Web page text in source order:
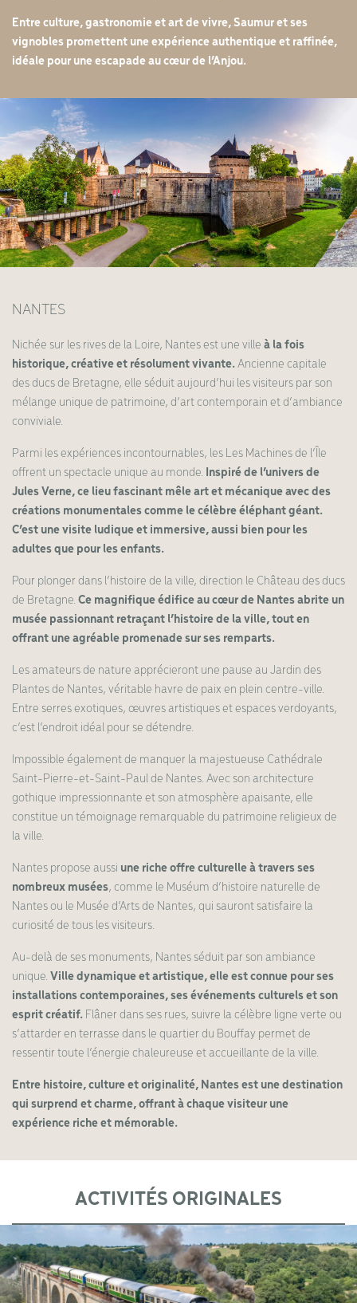
Entre culture, gastronomie et art de vivre, Saumur et ses
vignobles promettent une expérience authentique et raffinée,
idéale pour une escapade au cœur de l’Anjou.
NANTES
Nichée sur les rives de la Loire, Nantes est une ville à la fois
historique, créative et résolument vivante. Ancienne capitale
des ducs de Bretagne, elle séduit aujourd’hui les visiteurs par son
mélange unique de patrimoine, d’art contemporain et d’ambiance
conviviale.
Parmi les expériences incontournables, les Les Machines de l’Île
offrent un spectacle unique au monde. Inspiré de l’univers de
Jules Verne, ce lieu fascinant mêle art et mécanique avec des
créations monumentales comme le célèbre éléphant géant.
C’est une visite ludique et immersive, aussi bien pour les
adultes que pour les enfants.
Pour plonger dans l’histoire de la ville, direction le Château des ducs
de Bretagne. Ce magnifique édifice au cœur de Nantes abrite un
musée passionnant retraçant l’histoire de la ville, tout en
offrant une agréable promenade sur ses remparts.
Les amateurs de nature apprécieront une pause au Jardin des
Plantes de Nantes, véritable havre de paix en plein centre-ville.
Entre serres exotiques, œuvres artistiques et espaces verdoyants,
c’est l’endroit idéal pour se détendre.
Impossible également de manquer la majestueuse Cathédrale
Saint-Pierre-et-Saint-Paul de Nantes. Avec son architecture
gothique impressionnante et son atmosphère apaisante, elle
constitue un témoignage remarquable du patrimoine religieux de
la ville.
Nantes propose aussi une riche offre culturelle à travers ses
nombreux musées, comme le Muséum d’histoire naturelle de
Nantes ou le Musée d’Arts de Nantes, qui sauront satisfaire la
curiosité de tous les visiteurs.
Au-delà de ses monuments, Nantes séduit par son ambiance
unique. Ville dynamique et artistique, elle est connue pour ses
installations contemporaines, ses événements culturels et son
esprit créatif. Flâner dans ses rues, suivre la célèbre ligne verte ou
s’attarder en terrasse dans le quartier du Bouffay permet de
ressentir toute l’énergie chaleureuse et accueillante de la ville.
Entre histoire, culture et originalité, Nantes est une destination
qui surprend et charme, offrant à chaque visiteur une
expérience riche et mémorable.
ACTIVITÉS ORIGINALES